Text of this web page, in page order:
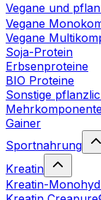
Vegane und
Vegane
Vegane
Soja-Protein
Erbsenproteine
BIO Proteine
Sonstige
Gainer
Sportnahrung
Kreatin
Kreatin-